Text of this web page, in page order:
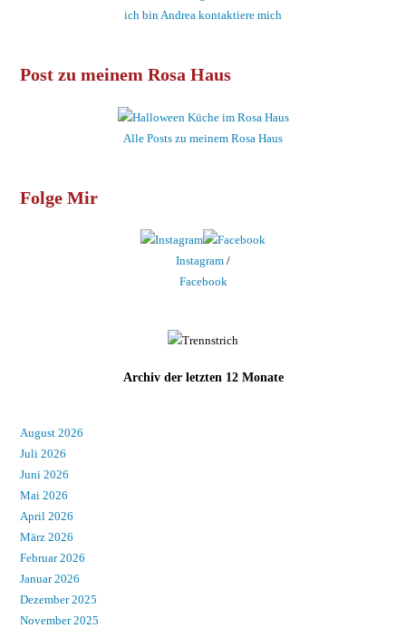
ich bin Andrea kontaktiere mich
Post zu meinem Rosa Haus
Alle Posts zu meinem Rosa Haus
Folge Mir
Instagram /
Facebook
Archiv der letzten 12 Monate
August 2026
Juli 2026
Juni 2026
Mai 2026
April 2026
März 2026
Februar 2026
Januar 2026
Dezember 2025
November 2025